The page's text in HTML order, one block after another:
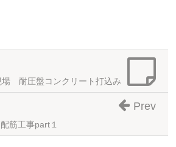
場 耐圧盤コンクリート打込み
筋工事part１
Prev